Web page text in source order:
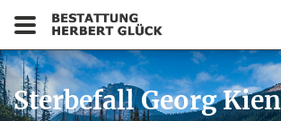
Sterbefall Georg